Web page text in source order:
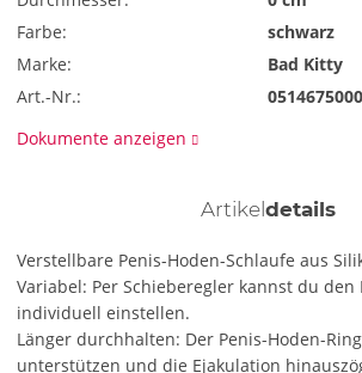
Farbe:
schwarz
Marke:
Bad Kitty
Art.-Nr.:
Dokumente anzeigen
Artikel details
Verstellbare Penis-Hoden-Schlaufe aus
Variabel: Per Schieberegler kannst du den
individuell einstellen.
Länger durchhalten: Der Penis-Hoden-
unterstützen und die Ejakulation